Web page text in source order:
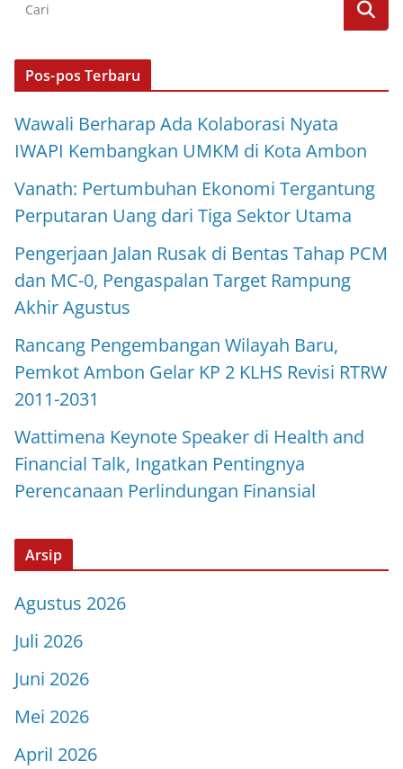
Pos-pos Terbaru
Wawali Berharap Ada Kolaborasi Nyata
IWAPI Kembangkan UMKM di Kota Ambon
Vanath: Pertumbuhan Ekonomi Tergantung
Perputaran Uang dari Tiga Sektor Utama
Pengerjaan Jalan Rusak di Bentas Tahap PCM
dan MC-0, Pengaspalan Target Rampung
Akhir Agustus
Rancang Pengembangan Wilayah Baru,
Pemkot Ambon Gelar KP 2 KLHS Revisi RTRW
2011-2031
Wattimena Keynote Speaker di Health and
Financial Talk, Ingatkan Pentingnya
Perencanaan Perlindungan Finansial
Arsip
Agustus 2026
Juli 2026
Juni 2026
Mei 2026
April 2026